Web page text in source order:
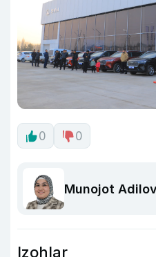
0 0
Munojot
Izohlar